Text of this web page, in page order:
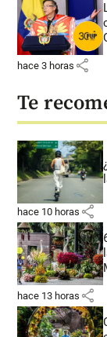
hace 3 horas share
Te
hace 10 horas share
hace 13 horas share